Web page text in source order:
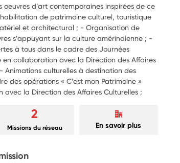
d’art contemporaines inspirées de ce
de patrimoine culturel, touristique
et architectural ; - Organisation de
s’appuyant sur la culture amérindienne ; -
à tous dans le cadre des Journées
en collaboration avec la Direction des Affaires
Animations culturelles à destination des
des opérations « C’est mon Patrimoine »
la Direction des Affaires Culturelles ;
2
Missions du réseau En savoir plus